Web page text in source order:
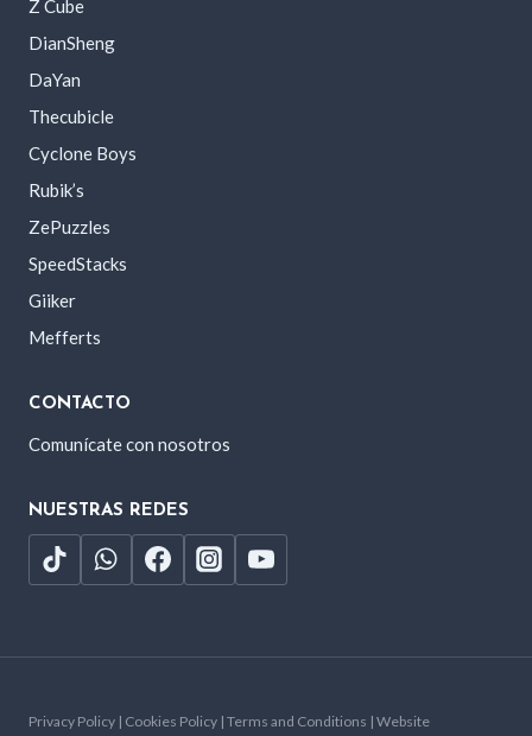
Z Cube
DianSheng
DaYan
Thecubicle
Cyclone Boys
Rubik’s
ZePuzzles
SpeedStacks
Giiker
Mefferts
CONTACTO
Comunícate con nosotros
NUESTRAS REDES
Privacy Policy | Cookies Policy | Terms and Conditions | Website